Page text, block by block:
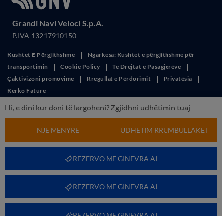
Hi, e dini kur doni të largoheni? Zgjidhni udhëtimin tuaj
NJË MËNYRË UDHËTIM RRUMBULLAKËT
REZERVO ME GINEVRA AI
REZERVO ME GINEVRA AI
Grandi Navi Veloci S.p.A.
P.IVA 13217910150
Kushtet E Përgjithshme
Ngarkesa: Kushtet e përgjithshme për
transportimin
Cookie Policy
Të Drejtat e Pasagjerëve
Çaktivizoni promovime
Rregullat e Përdorimit
Privatësia
Kërko Faturë
This site is protected by reCAPTCHA and the GooglePrivacy Policy
Terms of Service